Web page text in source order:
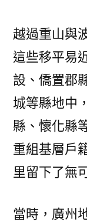
越過重山與
這些移平易
設、僑置郡
城等縣地中
縣、懷化縣
重組基層戶
里留下了無
當時，廣州